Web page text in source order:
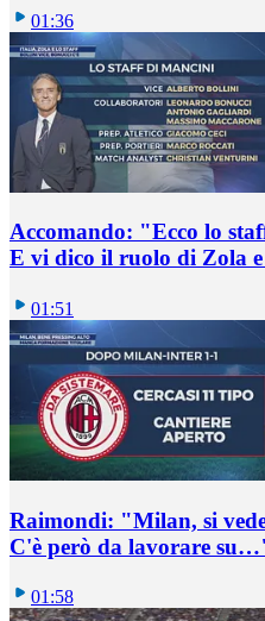
01:36
Accomando: "Ecco lo
E vi dico il ruolo di Zola
01:51
Raimondi: "Milan, si
C'è però da lavorare
01:58